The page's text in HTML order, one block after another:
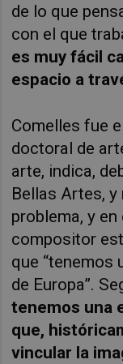
de lo que
con el que
es muy fácil
espacio a
Comelles fue
doctoral de
arte, indica,
Bellas Artes, y
problema, y
compositor
que “tenemos
de Europa”.
tenemos una
que,
vincular la